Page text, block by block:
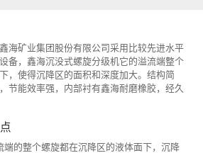
海矿业集团股份有限公司采用比较先进水平
备，鑫海沉没式螺旋分级机它的溢流端整个
，使得沉降区的面积和深度加大。结构简
节能效率强，内部衬有鑫海耐磨橡胶，经久
端的整个螺旋都在沉降区的液体面下，沉降